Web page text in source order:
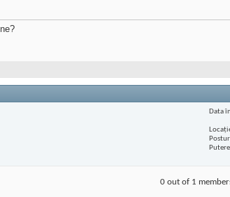
Data
0 out of 1